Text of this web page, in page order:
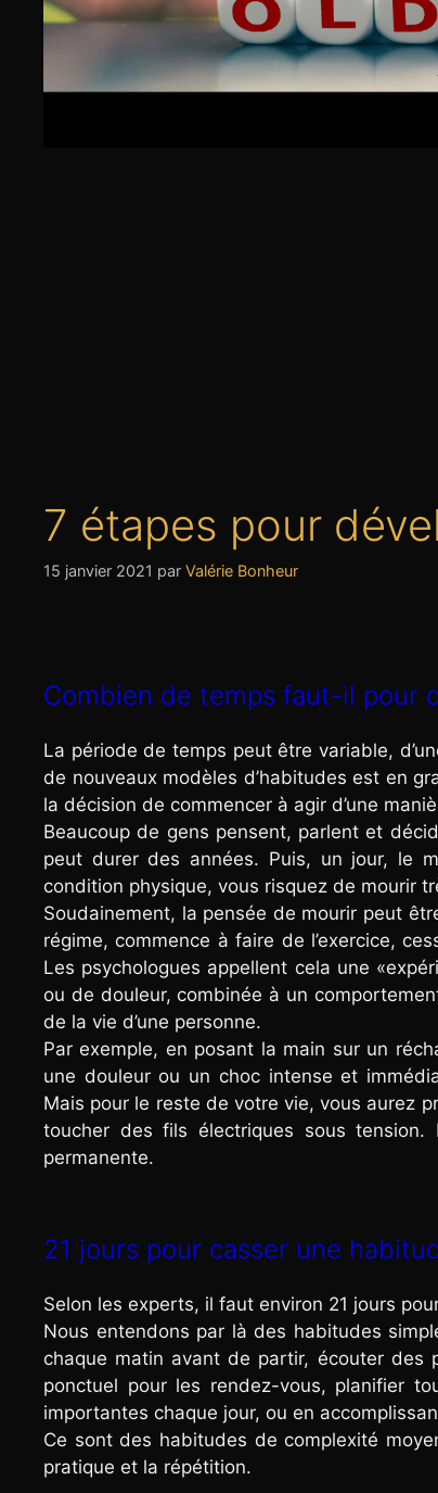
7 étapes pour
15 janvier 2021 par Valérie Bonheur
Combien de temps faut-il pour
La période de temps peut être variable,
de nouveaux modèles d’habitudes est en
la décision de commencer à agir d’une
Beaucoup de gens pensent, parlent et
peut durer des années. Puis, un jour, le
condition physique, vous risquez de mourir
Soudainement, la pensée de mourir peut
régime, commence à faire de l’exercice,
Les psychologues appellent cela une
ou de douleur, combinée à un
de la vie d’une personne.
Par exemple, en posant la main sur un
une douleur ou un choc intense et
Mais pour le reste de votre vie, vous aurez
toucher des fils électriques sous
permanente.
21 jours pour casser une
Selon les experts, il faut environ 21 jours
Nous entendons par là des habitudes
chaque matin avant de partir, écouter des
ponctuel pour les rendez-vous, planifier
importantes chaque jour, ou en
Ce sont des habitudes de complexité
pratique et la répétition.